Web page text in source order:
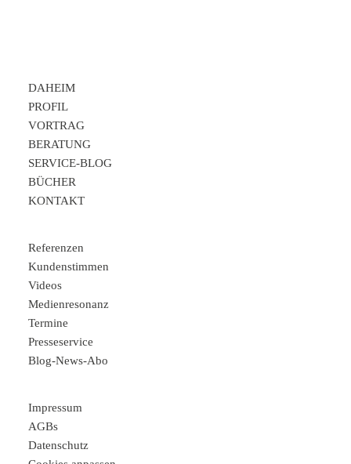
DAHEIM
PROFIL
VORTRAG
BERATUNG
SERVICE-BLOG
BÜCHER
KONTAKT
Referenzen
Kundenstimmen
Videos
Medienresonanz
Termine
Presseservice
Blog-News-Abo
Impressum
AGBs
Datenschutz